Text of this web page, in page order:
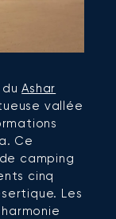
duAshar
vallée
Ce
camping
cinq
Les